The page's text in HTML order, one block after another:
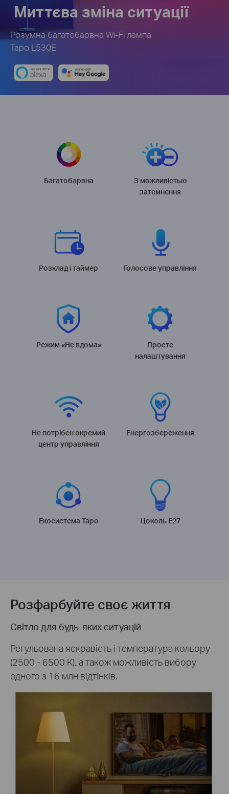
Миттєва зміна ситуації
Розумна багатобарвна Wi-Fi лампа
Tapo L530E
Багатобарвна
З можливістью
затемнення
Розклад і таймер Голосове управління
Режим «Не вдома»
Просте
налаштування
Не потрібен окремий
центр управління
Енергозбереження
Екосистема Tapo Цоколь E27
Розфарбуйте своє життя
Світло для будь-яких ситуацій
Регульована яскравість і температура кольору
(2500 - 6500 К), а також можливість вибору
одного з 16 млн відтінків.